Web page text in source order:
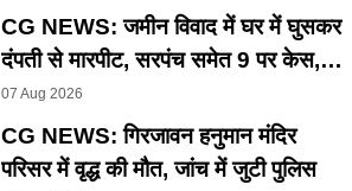
CG NEWS: जमीन विवाद में घर में घुसकर
दंपती से मारपीट, सरपंच समेत 9 पर केस,
तोड़फोड़ के मामले में एफआईआर
07 Aug 2026
CG NEWS: गिरजावन हनुमान मंदिर
परिसर में वृद्ध की मौत, जांच में जुटी पुलिस